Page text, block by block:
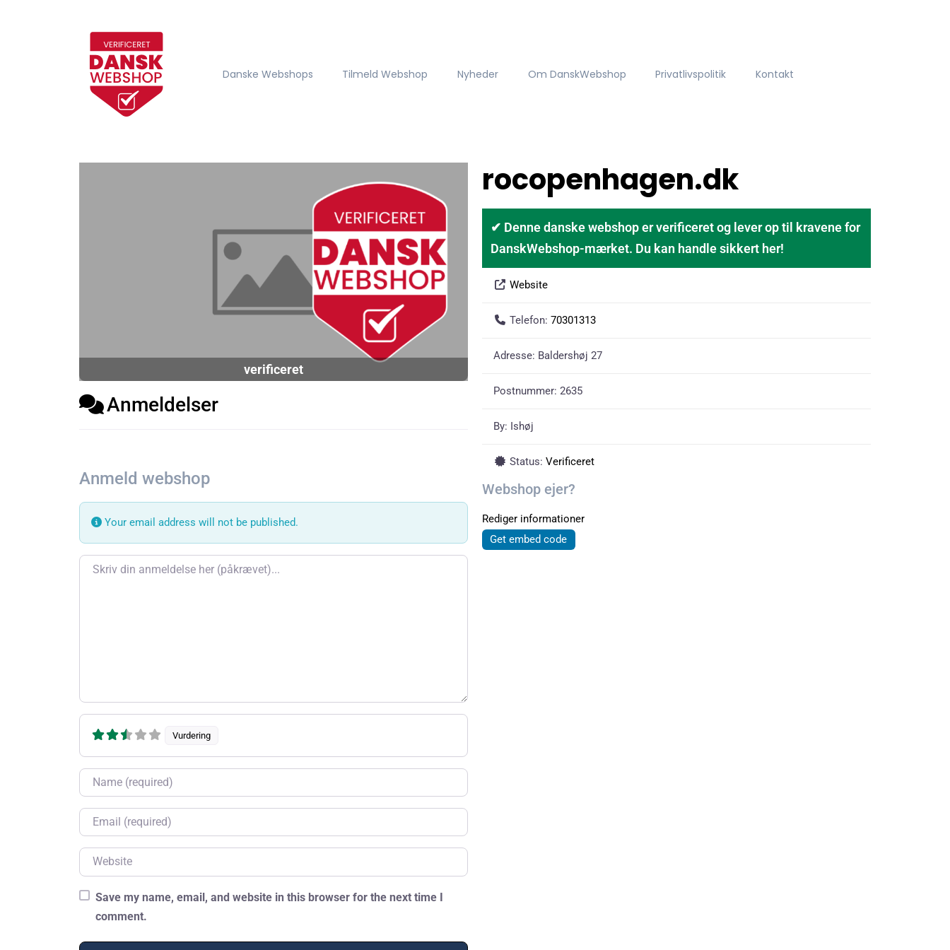
Danske Webshops Tilmeld Webshop Nyheder Om DanskWebshop Privatlivspolitik Kontakt
verificeret
Anmeldelser
Anmeld webshop
Your email address will not be published.
Review text
Vurdering
Name
Email
Website
Save my name, email, and website in this browser for the next time I
comment.
rocopenhagen.dk
✔ Denne danske webshop er verificeret og lever op til kravene for
DanskWebshop-mærket. Du kan handle sikkert her!
Website
Telefon: 70301313
Adresse: Baldershøj 27
Postnummer: 2635
By: Ishøj
Status: Verificeret
Webshop ejer?
Rediger informationer
Get embed code